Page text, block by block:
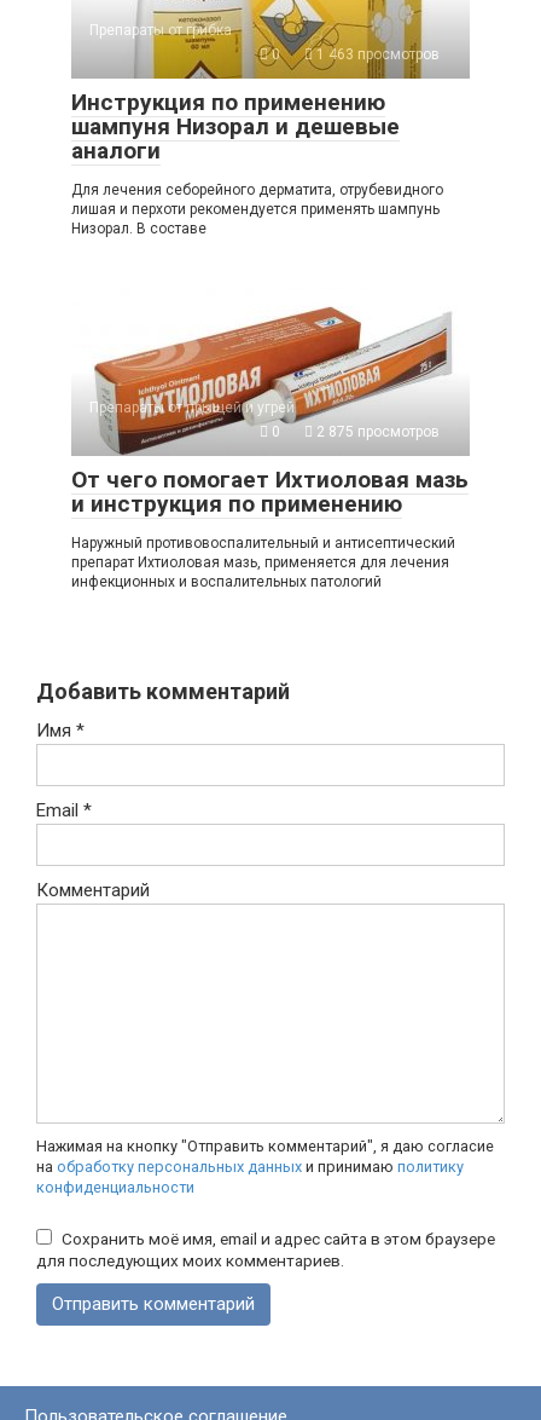
Препараты от грибка
0
1 463 просмотров
Инструкция по применению
шампуня Низорал и дешевые
аналоги
Для лечения себорейного дерматита, отрубевидного
лишая и перхоти рекомендуется применять шампунь
Низорал. В составе
Препараты от прыщей и угрей
0
2 875 просмотров
От чего помогает Ихтиоловая мазь
и инструкция по применению
Наружный противовоспалительный и антисептический
препарат Ихтиоловая мазь, применяется для лечения
инфекционных и воспалительных патологий
Добавить комментарий
Имя *
Email *
Комментарий
Нажимая на кнопку "Отправить комментарий", я даю согласие
на обработку персональных данных и принимаю политику
конфиденциальности
Сохранить моё имя, email и адрес сайта в этом браузере
для последующих моих комментариев.